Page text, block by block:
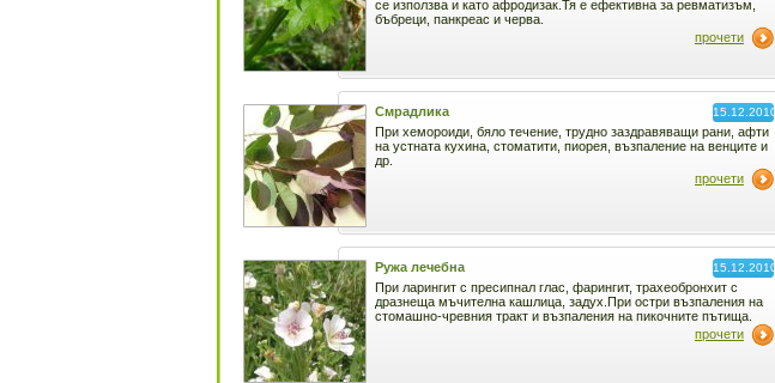
се използва и като афродизак.Тя е ефективна за ревматизъм,
бъбреци, панкреас и черва.
прочети
Смрадлика 15.12.2010
При хемороиди, бяло течение, трудно заздравяващи рани, афти
на устната кухина, стоматити, пиорея, възпаление на венците и
др.
прочети
Ружа лечебна 15.12.2010
При ларингит с пресипнал глас, фарингит, трахеобронхит с
дразнеща мъчителна кашлица, задух.При остри възпаления на
стомашно-чревния тракт и възпаления на пикочните пътища.
прочети